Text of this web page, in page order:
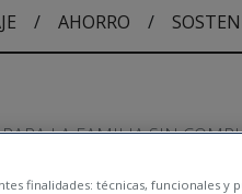
/ AHORRO /
LA FAMILIA SIN
finalidades: técnicas, funcionales y